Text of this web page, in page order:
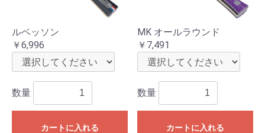
ルベッソン
￥6,996
数量
カートに入れる
MK オールラウンド
￥7,491
数量
カートに入れる